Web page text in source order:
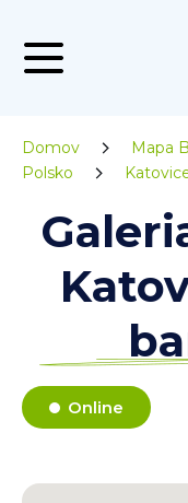
Domov
Mapa
Polsko
Online